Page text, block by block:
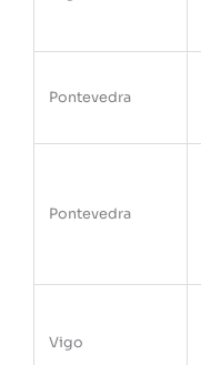
Pontevedra
Pontevedra
Vigo